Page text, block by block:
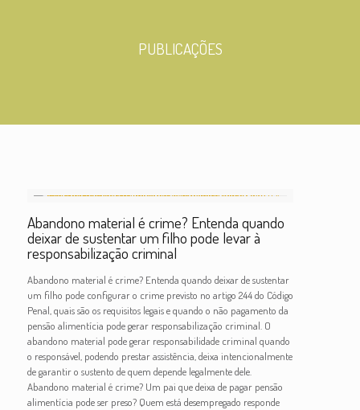
PUBLICAÇÕES
Abandono material é crime? Entenda quando
deixar de sustentar um filho pode levar à
responsabilização criminal
Abandono material é crime? Entenda quando deixar de sustentar
um filho pode configurar o crime previsto no artigo 244 do Código
Penal, quais são os requisitos legais e quando o não pagamento da
pensão alimentícia pode gerar responsabilização criminal. O
abandono material pode gerar responsabilidade criminal quando
o responsável, podendo prestar assistência, deixa intencionalmente
de garantir o sustento de quem depende legalmente dele.
Abandono material é crime? Um pai que deixa de pagar pensão
alimentícia pode ser preso? Quem está desempregado responde